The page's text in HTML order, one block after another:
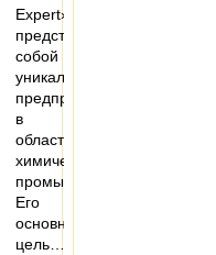
Expert»
представляет
собой
уникальное
предприятие
в
области
химической
промышленности.
Его
основная
цель…